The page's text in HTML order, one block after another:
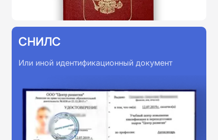
СНИЛС
Или иной идентификационный документ